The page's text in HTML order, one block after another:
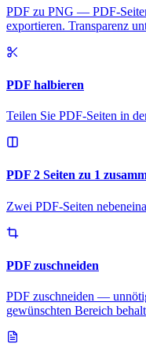
PDF zu PNG — PDF-
exportieren. Transparenz
PDF halbieren
Teilen Sie PDF-Seiten in
PDF 2 Seiten zu 1
Zwei PDF-Seiten
PDF zuschneiden
PDF zuschneiden —
gewünschten Bereich